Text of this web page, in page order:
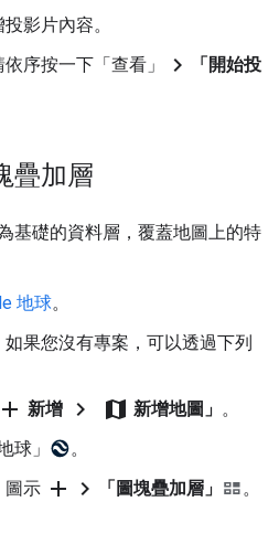
影片內容。
序按一下「查看」
chevron_right
「開始投
疊加層
基礎的資料層，覆蓋地圖上的特
地球。
果您沒有專案，可以透過下列
add 新增 chevron_right map 新增地圖」 。
球」
。
圖示 add chevron_right 「圖塊疊加層」
。